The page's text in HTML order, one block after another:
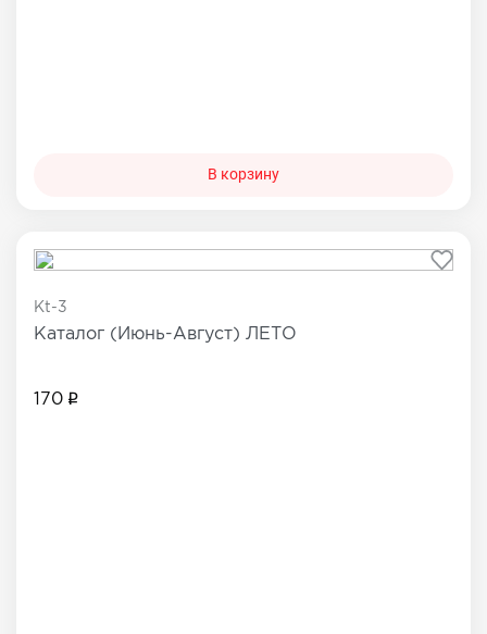
В корзину
Kt-3
Каталог (Июнь-Август) ЛЕТО
170